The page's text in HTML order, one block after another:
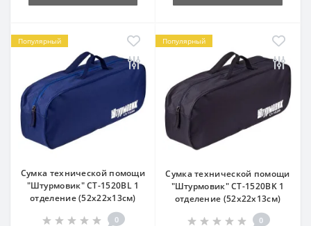
Популярный
Сумка технической помощи
"Штурмовик" СТ-1520BL 1
отделение (52х22х13см)
0
Популярный
Сумка технической помощи
"Штурмовик" СТ-1520BK 1
отделение (52х22х13см)
0